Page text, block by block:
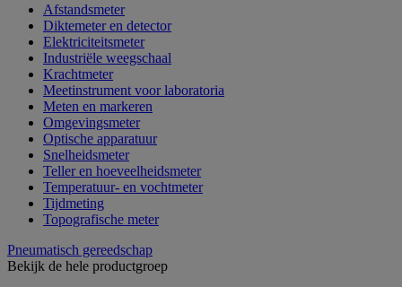
Afstandsmeter
Diktemeter en detector
Elektriciteitsmeter
Industriële weegschaal
Krachtmeter
Meetinstrument voor laboratoria
Meten en markeren
Omgevingsmeter
Optische apparatuur
Snelheidsmeter
Teller en hoeveelheidsmeter
Temperatuur- en vochtmeter
Tijdmeting
Topografische meter
Pneumatisch gereedschap
Bekijk de hele productgroep